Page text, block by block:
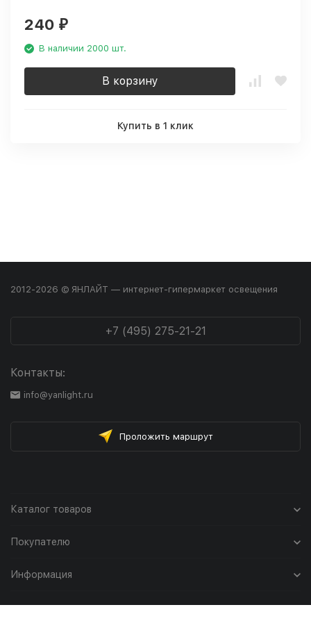
240 ₽
В наличии 2000 шт.
В корзину
Купить в 1 клик
2012-2026 © ЯНЛАЙТ — интернет-гипермаркет освещения
+7 (495) 275-21-21
Контакты:
info@yanlight.ru
Проложить маршрут
Каталог товаров
Покупателю
Информация